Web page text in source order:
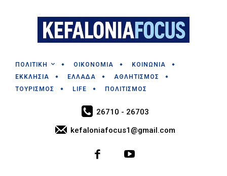
ΠΟΛΙΤΙΚΗ ΟΙΚΟΝΟΜΙΑ
ΚΟΙΝΩΝΙΑ
ΕΚΚΛΗΣΙΑ
ΕΛΛΑΔΑ
ΑΘΛΗΤΙΣΜΟΣ
ΤΟΥΡΙΣΜΟΣ
LIFE ΠΟΛΙΤΙΣΜΟΣ
26710 - 26703
kefaloniafocus1@gmail.com